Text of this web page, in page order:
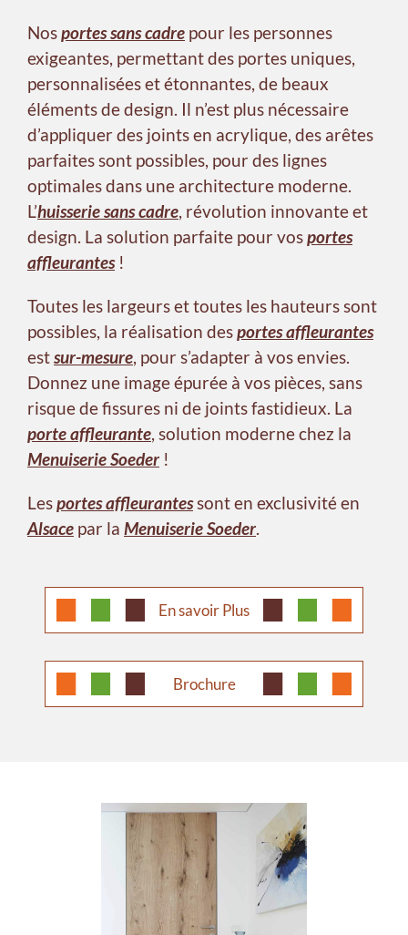
Nosportes sans cadre pour les personnes
exigeantes, permettant des portes uniques,
personnalisées et étonnantes, de beaux
éléments de design. Il n’est plus nécessaire
d’appliquer des joints en acrylique, des arêtes
parfaites sont possibles, pour des lignes
optimales dans une architecture moderne.
L’huisserie sans cadre, révolution innovante et
design. La solution parfaite pour vosportes
affleurantes!
Toutes les largeurs et toutes les hauteurs sont
possibles, la réalisation desportes affleurantes
estsur-mesure, pour s’adapter à vos envies.
Donnez une image épurée à vos pièces, sans
risque de fissures ni de joints fastidieux. La
porte affleurante, solution moderne chez la
Menuiserie Soeder !
Lesportes affleurantessont en exclusivité en
Alsace par la Menuiserie Soeder.
En savoir Plus
Brochure